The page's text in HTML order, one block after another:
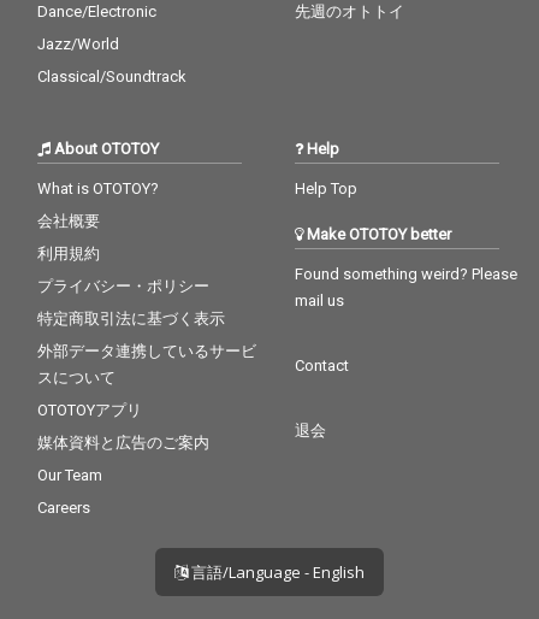
Dance/Electronic
Jazz/World
Classical/Soundtrack
先週のオトトイ
About OTOTOY
What is OTOTOY?
会社概要
利用規約
プライバシー・ポリシー
特定商取引法に基づく表示
外部データ連携しているサービ
スについて
OTOTOYアプリ
媒体資料と広告のご案内
Our Team
Careers
Help
Help Top
Make OTOTOY better
Found something weird? Please
mail us
Contact
退会
言語/Language - English